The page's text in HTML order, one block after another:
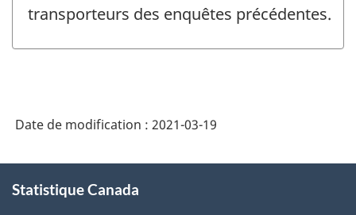
transporteurs des enquêtes précédentes.
Date de modification : 2021-03-19
propos
Statistique Canada